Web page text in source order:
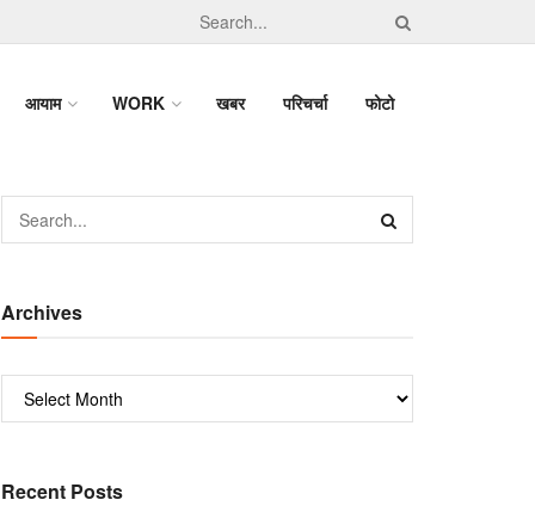
आयाम WORK खबर परिचर्चा फोटो
Archives
Recent Posts